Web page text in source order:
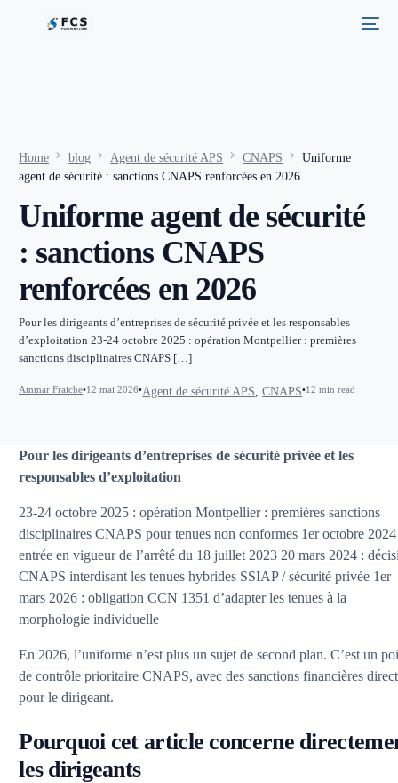
Home blog Agent de sécurité APS CNAPS
Uniforme
agent de sécurité : sanctions CNAPS renforcées en 2026
Uniforme agent de sécurité
: sanctions CNAPS
renforcées en 2026
Pour les dirigeants d’entreprises de sécurité privée et les responsables
d’exploitation 23-24 octobre 2025 : opération Montpellier : premières
sanctions disciplinaires CNAPS […]
Ammar Fraiche 12 mai 2026 Agent de sécurité APS,CNAPS 12 min read
Pour les dirigeants d’entreprises de sécurité privée et les
responsables d’exploitation
23-24 octobre 2025 : opération Montpellier : premières sanctions
disciplinaires CNAPS pour tenues non conformes 1er octobre
entrée en vigueur de l’arrêté du 18 juillet 2023 20 mars 2024 :
CNAPS interdisant les tenues hybrides SSIAP / sécurité privée 1er
mars 2026 : obligation CCN 1351 d’adapter les tenues à la
morphologie individuelle
En 2026, l’uniforme n’est plus un sujet de second plan. C’est un
de contrôle prioritaire CNAPS, avec des sanctions financières
pour le dirigeant.
Pourquoi cet article concerne
les dirigeants